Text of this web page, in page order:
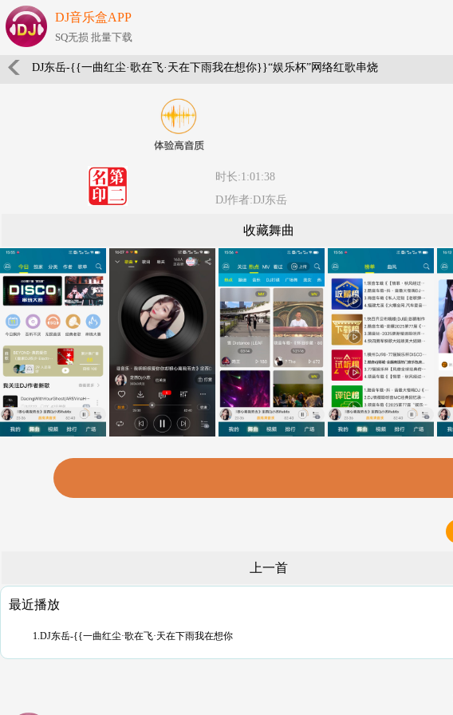
DJ音乐盒APP
SQ无损 批量下载
DJ东岳-{{一曲红尘·歌在飞·天在下雨我在想你}}“娱乐杯”网络红歌串烧
时长:1:01:38
DJ作者:DJ东岳
收藏舞曲
上一首
最近播放
1.DJ东岳-{{一曲红尘·歌在飞·天在下雨我在想你